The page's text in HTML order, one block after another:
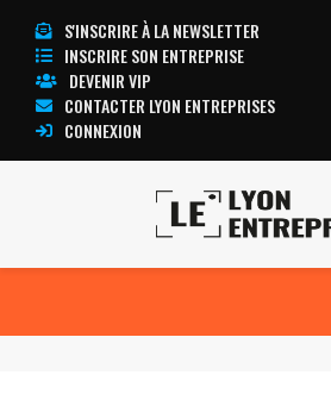
S'INSCRIRE À LA NEWSLETTER
INSCRIRE SON ENTREPRISE
DEVENIR VIP
CONTACTER LYON ENTREPRISES
CONNEXION